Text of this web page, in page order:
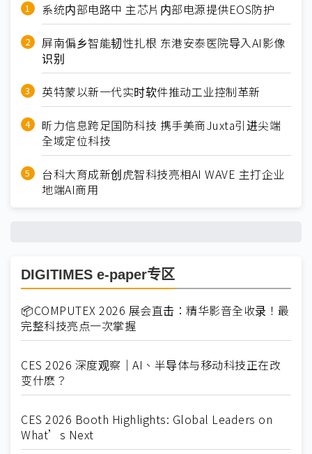
系统内部电路中 主芯片内部电源提供EOS防护
屏南偏乡智能韧性扎根 东港安泰医院导入AI影像
识别
英特蒙以新一代实时软件推动工业控制革新
昕力信息跨足国防科技 携手美商Juxta引进尖端
全域定位科技
台科大育成新创虎智科技亮相AI WAVE 主打企业
地端AI商用
DIGITIMES e-paper专区
📦COMPUTEX 2026 展会直击：精华影音全收录！最
完整科技亮点一次掌握
CES 2026 深度观察｜AI、半导体与移动科技正在改
变什麽？
CES 2026 Booth Highlights: Global Leaders on
What’s Next